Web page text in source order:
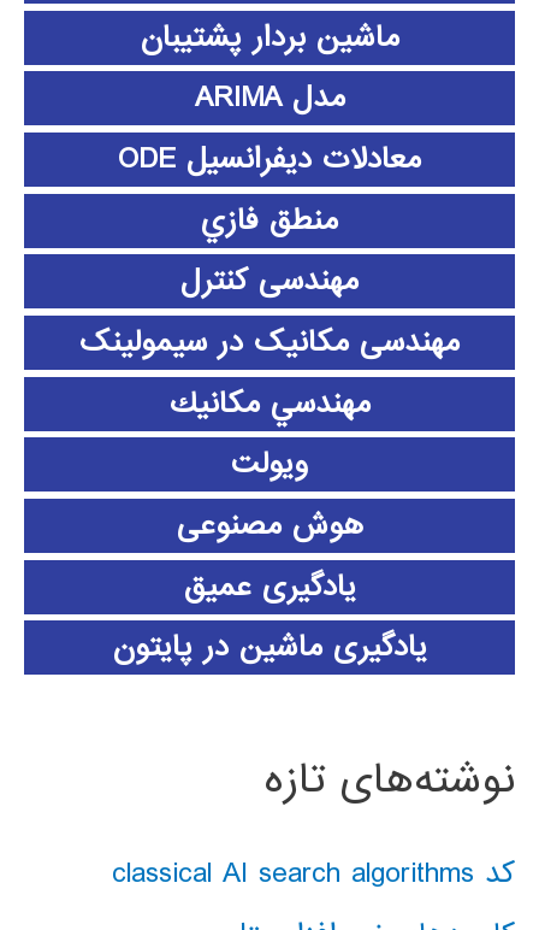
ماشین بردار پشتیبان
مدل ARIMA
معادلات دیفرانسیل ODE
منطق فازي
مهندسی کنترل
مهندسی مکانیک در سیمولینک
مهندسي مكانيك
ویولت
هوش مصنوعی
یادگیری عمیق
یادگیری ماشین در پایتون
نوشته‌های تازه
کد classical AI search algorithms